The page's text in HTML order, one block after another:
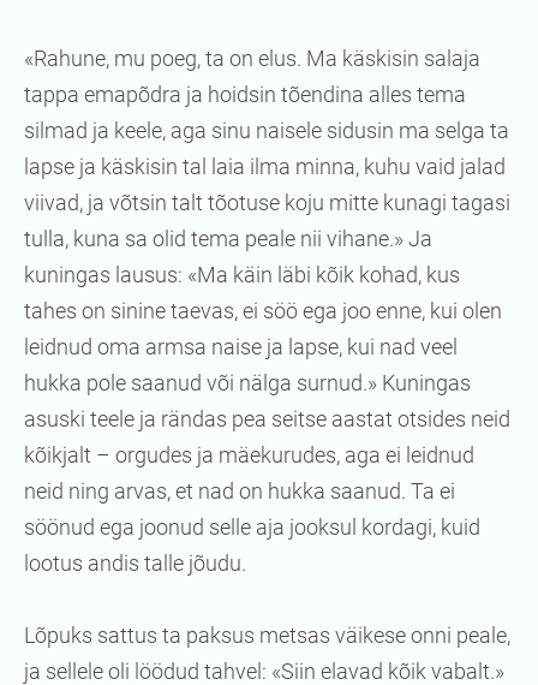
«Rahune, mu poeg, ta on elus. Ma käskisin salaja
tappa emapõdra ja hoidsin tõendina alles tema
silmad ja keele, aga sinu naisele sidusin ma selga ta
lapse ja käskisin tal laia ilma minna, kuhu vaid jalad
viivad, ja võtsin talt tõotuse koju mitte kunagi tagasi
tulla, kuna sa olid tema peale nii vihane.» Ja
kuningas lausus: «Ma käin läbi kõik kohad, kus
tahes on sinine taevas, ei söö ega joo enne, kui olen
leidnud oma armsa naise ja lapse, kui nad veel
hukka pole saanud või nälga surnud.» Kuningas
asuski teele ja rändas pea seitse aastat otsides neid
kõikjalt – orgudes ja mäekurudes, aga ei leidnud
neid ning arvas, et nad on hukka saanud. Ta ei
söönud ega joonud selle aja jooksul kordagi, kuid
lootus andis talle jõudu.
Lõpuks sattus ta paksus metsas väikese onni peale,
ja sellele oli löödud tahvel: «Siin elavad kõik vabalt.»